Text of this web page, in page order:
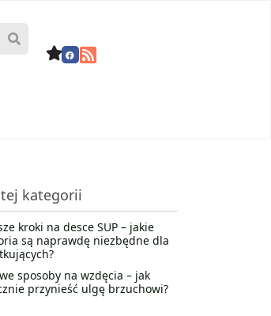
kategorii
kroki na desce SUP – jakie
są naprawdę niezbędne dla
sposoby na wzdęcia – jak
przynieść ulgę brzuchowi?